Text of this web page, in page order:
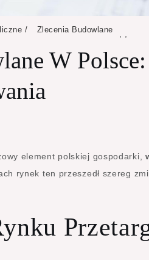
Zlecenia Budowlane
W
element polskiej gospodarki,
rynek ten przeszedł szereg